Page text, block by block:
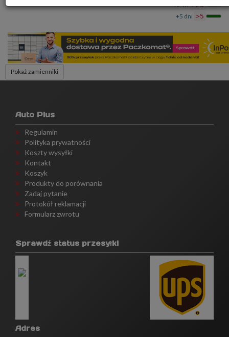
+24 h >20
+5 dni >5
Pokaż zamienniki
Auto Plus
Regulamin
Polityka prywatności
Koszty wysyłki
Kontakt
Koszyk
Produkty do porównania
Zadaj pytanie
Protokół reklamacji
Formularz zwrotu
Sprawdź status przesyłki
Adres